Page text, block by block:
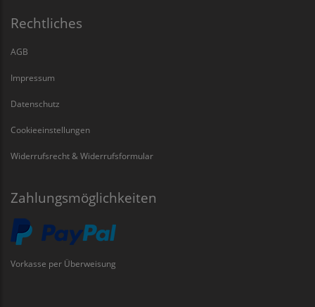
Rechtliches
AGB
Impressum
Datenschutz
Cookieeinstellungen
Widerrufsrecht & Widerrufsformular
Zahlungsmöglichkeiten
Vorkasse per Überweisung